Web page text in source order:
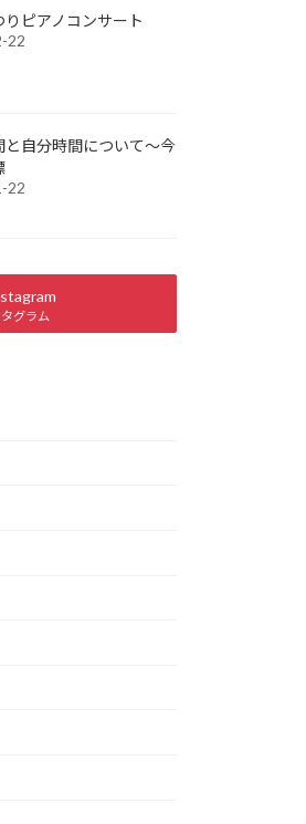
りピアノコンサート
22
と自分時間について～今
22
グラム